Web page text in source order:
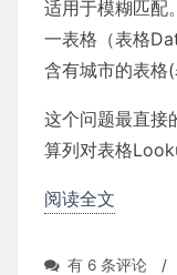
适用于模糊匹配
一表格（表格
含有城市的表格
这个问题最直接
算列对表格
阅读全文
模
有 6 条评论 /